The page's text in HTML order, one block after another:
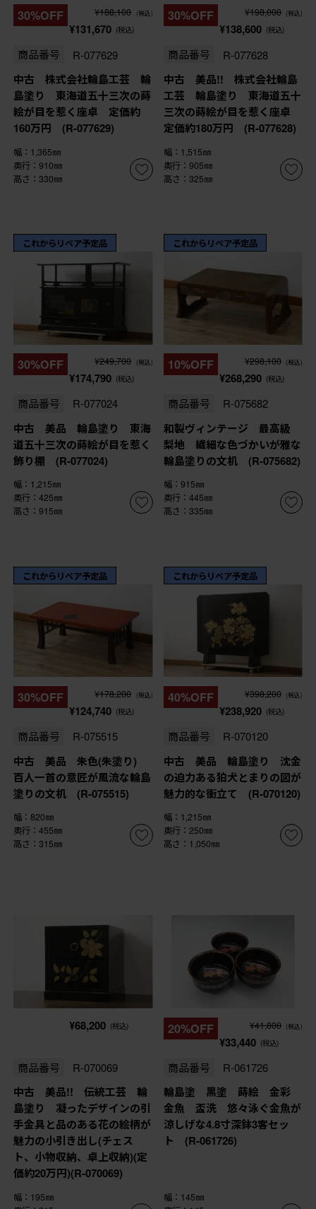
30%OFF ¥188,100 (税込)
¥131,670 (税込)
商品番号 R-077629
中古 株式会社輪島工芸 輪
島塗り 東海道五十三次の蒔
絵が目を惹く座卓 定価約
160万円 (R-077629)
幅：1,365㎜
奥行：910㎜
高さ：330㎜
30%OFF ¥198,000 (税込)
¥138,600 (税込)
商品番号 R-077628
中古 美品!! 株式会社輪島
工芸 輪島塗り 東海道五十
三次の蒔絵が目を惹く座卓
定価約180万円 (R-077628)
幅：1,515㎜
奥行：905㎜
高さ：325㎜
これからリペア予定品
30%OFF ¥249,700 (税込)
¥174,790 (税込)
商品番号 R-077024
中古 美品 輪島塗り 東海
道五十三次の蒔絵が目を惹く
飾り棚 (R-077024)
幅：1,215㎜
奥行：425㎜
高さ：915㎜
これからリペア予定品
10%OFF ¥298,100 (税込)
¥268,290 (税込)
商品番号 R-075682
和製ヴィンテージ 最高級
梨地 繊細な色づかいが雅な
輪島塗りの文机 (R-075682)
幅：915㎜
奥行：445㎜
高さ：335㎜
これからリペア予定品
30%OFF ¥178,200 (税込)
¥124,740 (税込)
商品番号 R-075515
中古 美品 朱色(朱塗り)
百人一首の意匠が風流な輪島
塗りの文机 (R-075515)
幅：820㎜
奥行：455㎜
高さ：315㎜
これからリペア予定品
40%OFF ¥398,200 (税込)
¥238,920 (税込)
商品番号 R-070120
中古 美品 輪島塗り 沈金
の迫力ある狛犬とまりの図が
魅力的な衝立て (R-070120)
幅：1,215㎜
奥行：250㎜
高さ：1,050㎜
¥68,200 (税込)
商品番号 R-070069
中古 美品!! 伝統工芸 輪
島塗り 凝ったデザインの引
手金具と品のある花の絵柄が
魅力の小引き出し(チェス
ト、小物収納、卓上収納)(定
価約20万円)(R-070069)
幅：195㎜
20%OFF ¥41,800 (税込)
¥33,440 (税込)
商品番号 R-061726
輪島塗 黒塗 蒔絵 金彩
金魚 盃洗 悠々泳ぐ金魚が
涼しげな4.8寸深鉢3客セッ
ト (R-061726)
幅：145㎜